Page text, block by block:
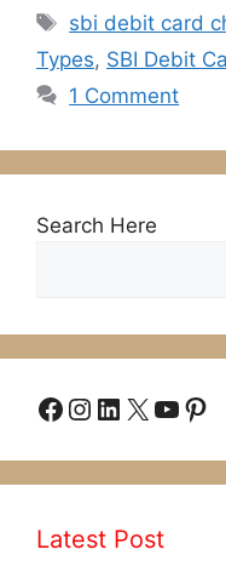
Tags
sbi debit card
Types, SBI Debit
1 Comment
Search Here
Facebook
Instagram
LinkedIn
X
Latest Post